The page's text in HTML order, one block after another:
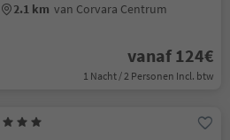
2.1 km van Corvara Centrum
vanaf 124€
1 Nacht / 2 Personen Incl. btw